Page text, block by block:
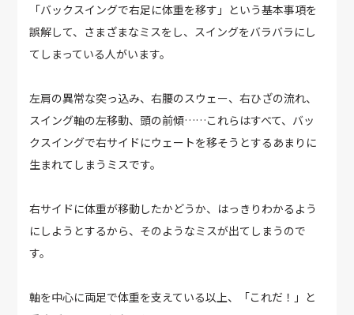
「バックスイングで右足に体重を移す」という基本事項を
誤解して、さまざまなミスをし、スイングをバラバラにし
てしまっている人がいます。
左肩の異常な突っ込み、右腰のスウェー、右ひざの流れ、
スイング軸の左移動、頭の前傾……これらはすべて、バッ
クスイングで右サイドにウェートを移そうとするあまりに
生まれてしまうミスです。
右サイドに体重が移動したかどうか、はっきりわかるよう
にしようとするから、そのようなミスが出てしまうので
す。
軸を中心に両足で体重を支えている以上、「これだ！」と